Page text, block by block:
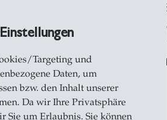
Targeting und
Daten, um
bzw. den Inhalt unserer
Da wir Ihre Privatsphäre
Sie um Erlaubnis. Sie können
selbst tötet, verfolgen
ohne dass
ein korrektes
zukünftig genauere
der Daten?